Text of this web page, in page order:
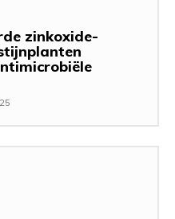
zinkoxide-